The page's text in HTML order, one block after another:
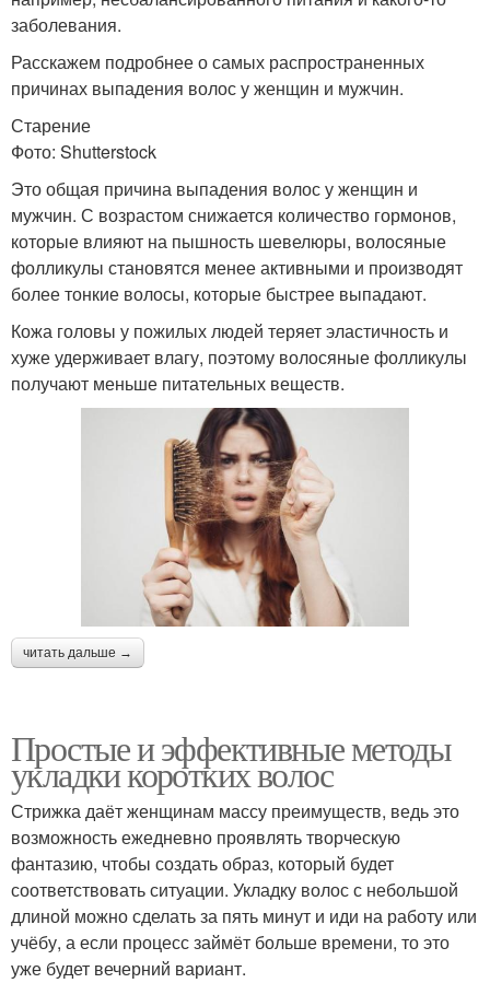
заболевания.
Расскажем подробнее о самых распространенных
причинах выпадения волос у женщин и мужчин.
Старение
Фото: Shutterstock
Это общая причина выпадения волос у женщин и
мужчин. С возрастом снижается количество гормонов,
которые влияют на пышность шевелюры, волосяные
фолликулы становятся менее активными и производят
более тонкие волосы, которые быстрее выпадают.
Кожа головы у пожилых людей теряет эластичность и
хуже удерживает влагу, поэтому волосяные фолликулы
получают меньше питательных веществ.
читать дальше →
Простые и эффективные методы
укладки коротких волос
Стрижка даёт женщинам массу преимуществ, ведь это
возможность ежедневно проявлять творческую
фантазию, чтобы создать образ, который будет
соответствовать ситуации. Укладку волос с небольшой
длиной можно сделать за пять минут и иди на работу или
учёбу, а если процесс займёт больше времени, то это
уже будет вечерний вариант.